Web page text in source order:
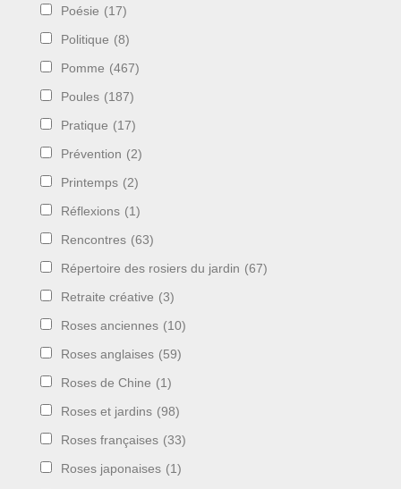
Poésie (17)
Politique (8)
Pomme (467)
Poules (187)
Pratique (17)
Prévention (2)
Printemps (2)
Réflexions (1)
Rencontres (63)
Répertoire des rosiers du jardin (67)
Retraite créative (3)
Roses anciennes (10)
Roses anglaises (59)
Roses de Chine (1)
Roses et jardins (98)
Roses françaises (33)
Roses japonaises (1)